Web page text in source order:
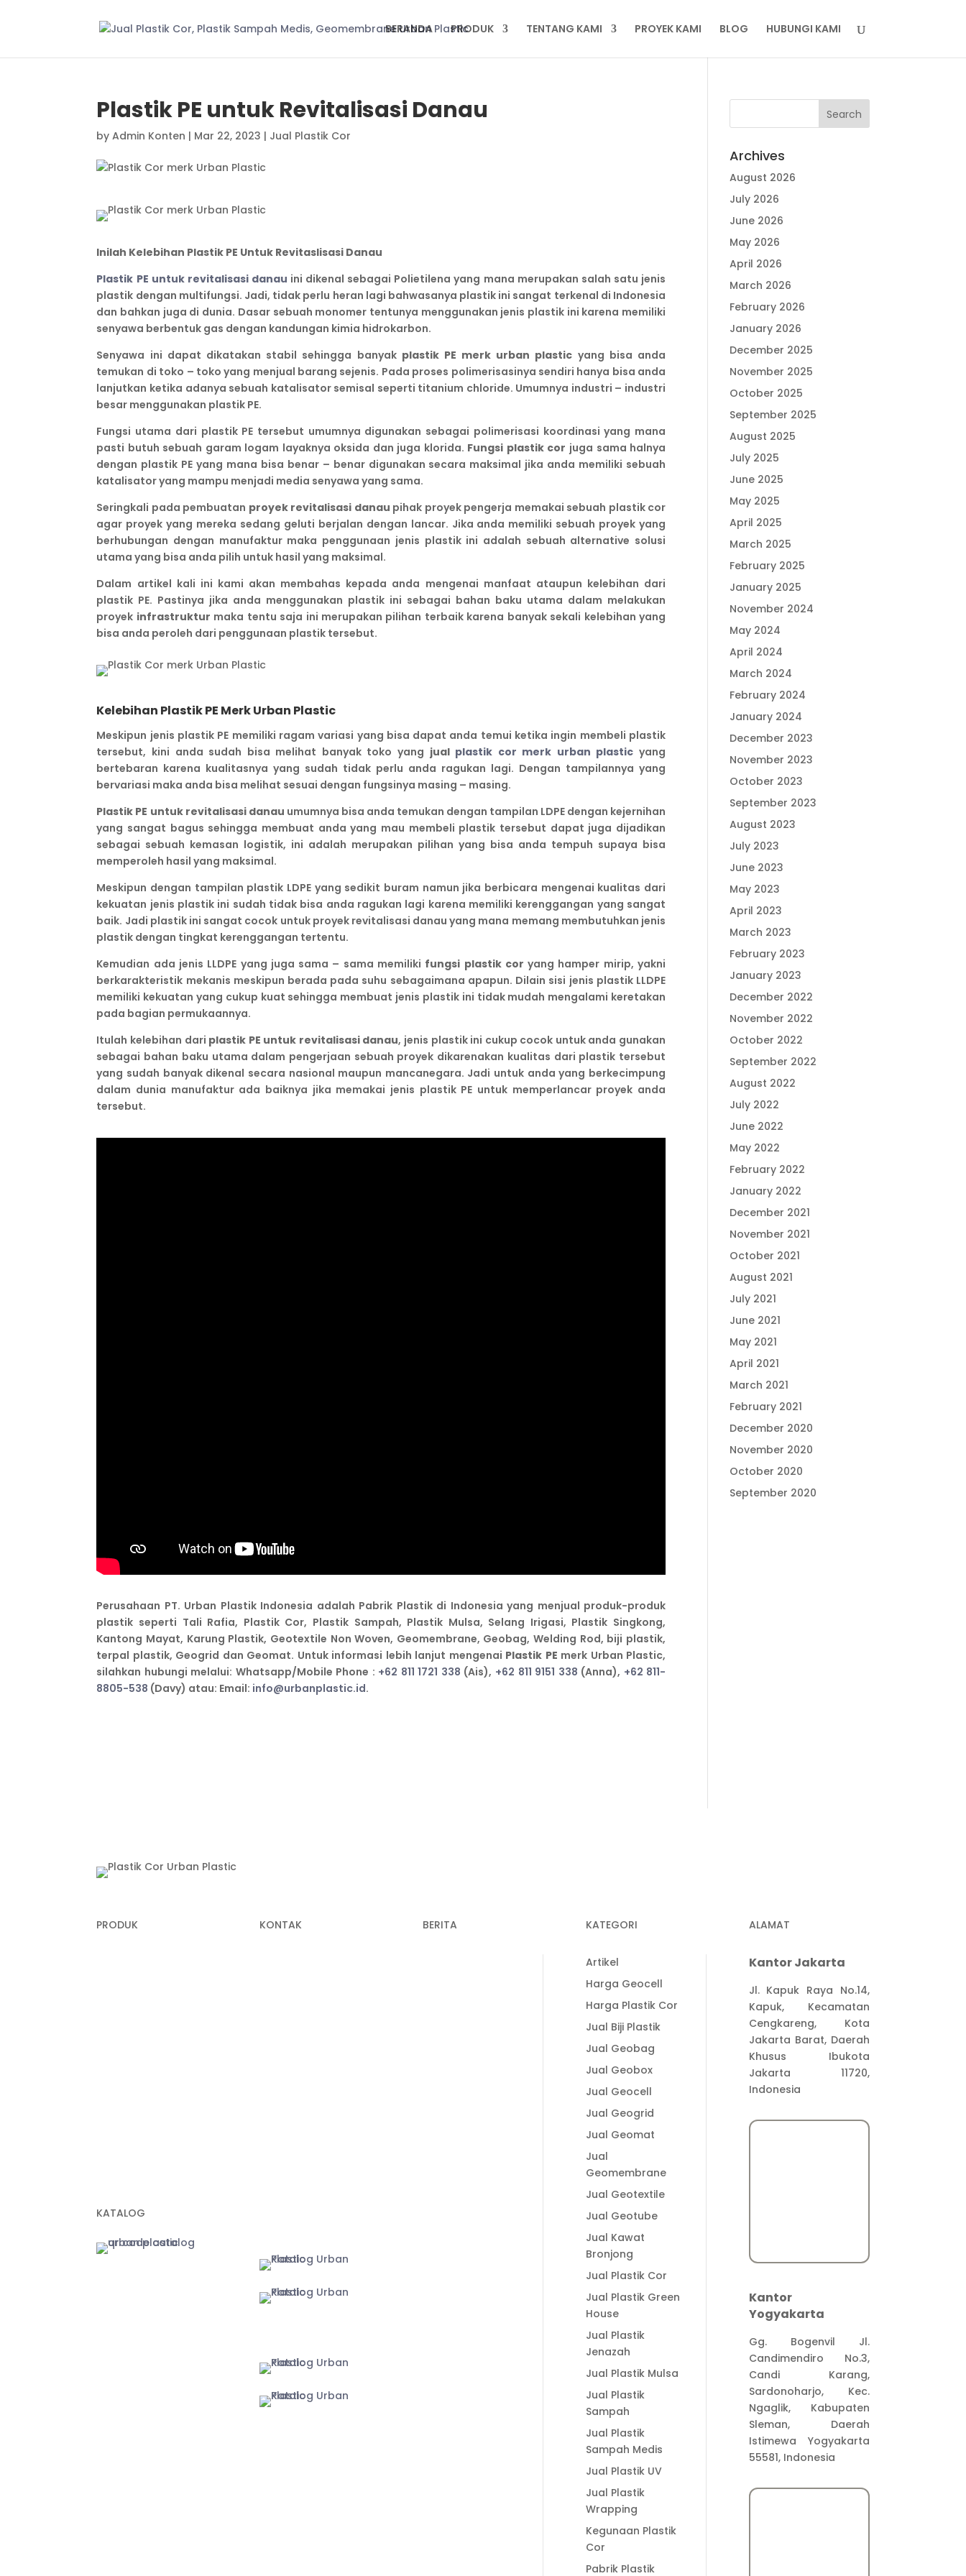
BERANDA PRODUK TENTANG KAMI PROYEK KAMI BLOG HUBUNGI KAMI
Plastik PE untuk Revitalisasi Danau
byAdmin Konten | Mar 22, 2023 | Jual Plastik Cor
Inilah Kelebihan Plastik PE Untuk Revitaslisasi Danau
Plastik PE untuk revitalisasi danau ini dikenal sebagai Polietilena yang mana merupakan salah satu jenis
plastik dengan multifungsi. Jadi, tidak perlu heran lagi bahwasanya plastik ini sangat terkenal di Indonesia
dan bahkan juga di dunia. Dasar sebuah monomer tentunya menggunakan jenis plastik ini karena memiliki
senyawa berbentuk gas dengan kandungan kimia hidrokarbon.
Senyawa ini dapat dikatakan stabil sehingga banyak plastik PE merk urban plastic yang bisa anda
temukan di toko – toko yang menjual barang sejenis. Pada proses polimerisasinya sendiri hanya bisa anda
lanjutkan ketika adanya sebuah katalisator semisal seperti titanium chloride. Umumnya industri – industri
besar menggunakan plastik PE.
Fungsi utama dari plastik PE tersebut umumnya digunakan sebagai polimerisasi koordinasi yang mana
pasti butuh sebuah garam logam layaknya oksida dan juga klorida. Fungsi plastik cor juga sama halnya
dengan plastik PE yang mana bisa benar – benar digunakan secara maksimal jika anda memiliki sebuah
katalisator yang mampu menjadi media senyawa yang sama.
Seringkali pada pembuatan proyek revitalisasi danau pihak proyek pengerja memakai sebuah plastik cor
agar proyek yang mereka sedang geluti berjalan dengan lancar. Jika anda memiliki sebuah proyek yang
berhubungan dengan manufaktur maka penggunaan jenis plastik ini adalah sebuah alternative solusi
utama yang bisa anda pilih untuk hasil yang maksimal.
Dalam artikel kali ini kami akan membahas kepada anda mengenai manfaat ataupun kelebihan dari
plastik PE. Pastinya jika anda menggunakan plastik ini sebagai bahan baku utama dalam melakukan
proyek infrastruktur maka tentu saja ini merupakan pilihan terbaik karena banyak sekali kelebihan yang
bisa anda peroleh dari penggunaan plastik tersebut.
Kelebihan Plastik PE Merk Urban Plastic
Meskipun jenis plastik PE memiliki ragam variasi yang bisa dapat anda temui ketika ingin membeli plastik
tersebut, kini anda sudah bisa melihat banyak toko yang jual plastik cor merk urban plastic yang
bertebaran karena kualitasnya yang sudah tidak perlu anda ragukan lagi. Dengan tampilannya yang
bervariasi maka anda bisa melihat sesuai dengan fungsinya masing – masing.
Plastik PE untuk revitalisasi danau umumnya bisa anda temukan dengan tampilan LDPE dengan kejernihan
yang sangat bagus sehingga membuat anda yang mau membeli plastik tersebut dapat juga dijadikan
sebagai sebuah kemasan logistik, ini adalah merupakan pilihan yang bisa anda tempuh supaya bisa
memperoleh hasil yang maksimal.
Meskipun dengan tampilan plastik LDPE yang sedikit buram namun jika berbicara mengenai kualitas dari
kekuatan jenis plastik ini sudah tidak bisa anda ragukan lagi karena memiliki kerenggangan yang sangat
baik. Jadi plastik ini sangat cocok untuk proyek revitalisasi danau yang mana memang membutuhkan jenis
plastik dengan tingkat kerenggangan tertentu.
Kemudian ada jenis LLDPE yang juga sama – sama memiliki fungsi plastik cor yang hamper mirip, yakni
berkarakteristik mekanis meskipun berada pada suhu sebagaimana apapun. Dilain sisi jenis plastik LLDPE
memiliki kekuatan yang cukup kuat sehingga membuat jenis plastik ini tidak mudah mengalami keretakan
pada bagian permukaannya.
Itulah kelebihan dari plastik PE untuk revitalisasi danau, jenis plastik ini cukup cocok untuk anda gunakan
sebagai bahan baku utama dalam pengerjaan sebuah proyek dikarenakan kualitas dari plastik tersebut
yang sudah banyak dikenal secara nasional maupun mancanegara. Jadi untuk anda yang berkecimpung
dalam dunia manufaktur ada baiknya jika memakai jenis plastik PE untuk memperlancar proyek anda
tersebut.
Perusahaan PT. Urban Plastik Indonesia adalah Pabrik Plastik di Indonesia yang menjual produk-produk
plastik seperti Tali Rafia, Plastik Cor, Plastik Sampah, Plastik Mulsa, Selang Irigasi, Plastik Singkong,
Kantong Mayat, Karung Plastik, Geotextile Non Woven, Geomembrane, Geobag, Welding Rod, biji plastik,
terpal plastik, Geogrid dan Geomat. Untuk informasi lebih lanjut mengenai Plastik PE merk Urban Plastic,
silahkan hubungi melalui: Whatsapp/Mobile Phone : +62 811 1721 338 (Ais), +62 811 9151 338 (Anna), +62 811-
8805-538 (Davy) atau: Email: info@urbanplastic.id.
Archives
August 2026
July 2026
June 2026
May 2026
April 2026
March 2026
February 2026
January 2026
December 2025
November 2025
October 2025
September 2025
August 2025
July 2025
June 2025
May 2025
April 2025
March 2025
February 2025
January 2025
November 2024
May 2024
April 2024
March 2024
February 2024
January 2024
December 2023
November 2023
October 2023
September 2023
August 2023
July 2023
June 2023
May 2023
April 2023
March 2023
February 2023
January 2023
December 2022
November 2022
October 2022
September 2022
August 2022
July 2022
June 2022
May 2022
February 2022
January 2022
December 2021
November 2021
October 2021
August 2021
July 2021
June 2021
May 2021
April 2021
March 2021
February 2021
December 2020
November 2020
October 2020
September 2020
PRODUK
KATALOG
KONTAK BERITA KATEGORI
Artikel
Harga Geocell
Harga Plastik Cor
Jual Biji Plastik
Jual Geobag
Jual Geobox
Jual Geocell
Jual Geogrid
Jual Geomat
Jual
Geomembrane
Jual Geotextile
Jual Geotube
Jual Kawat
Bronjong
Jual Plastik Cor
Jual Plastik Green
House
Jual Plastik
Jenazah
Jual Plastik Mulsa
Jual Plastik
Sampah
Jual Plastik
Sampah Medis
Jual Plastik UV
Jual Plastik
Wrapping
Kegunaan Plastik
Cor
Pabrik Plastik
ALAMAT
Kantor Jakarta
Jl. Kapuk Raya No.14,
Kapuk, Kecamatan
Cengkareng, Kota
Jakarta Barat, Daerah
Khusus Ibukota
Jakarta 11720,
Indonesia
Kantor
Yogyakarta
Gg. Bogenvil Jl.
Candimendiro No.3,
Candi Karang,
Sardonoharjo, Kec.
Ngaglik, Kabupaten
Sleman, Daerah
Istimewa Yogyakarta
55581, Indonesia